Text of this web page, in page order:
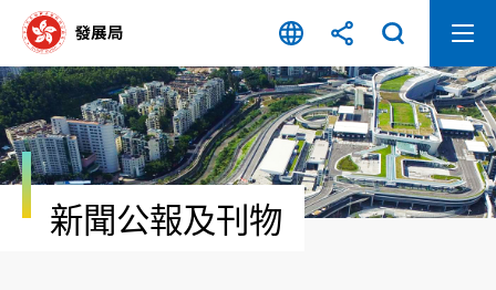
容
開
始
新聞公報及刊物